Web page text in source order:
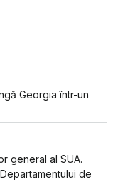
Georgia într-un
general al SUA.
de